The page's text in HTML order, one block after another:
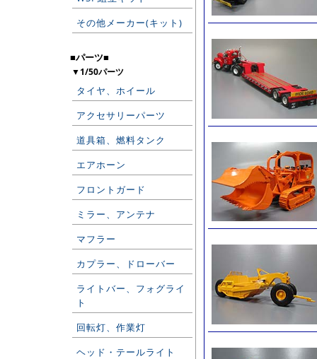
その他メーカー(キット)
■パーツ■
▼1/50パーツ
タイヤ、ホイール
アクセサリーパーツ
道具箱、燃料タンク
エアホーン
フロントガード
ミラー、アンテナ
マフラー
カプラー、ドローバー
ライトバー、フォグライ
ト
回転灯、作業灯
ヘッド・テールライト